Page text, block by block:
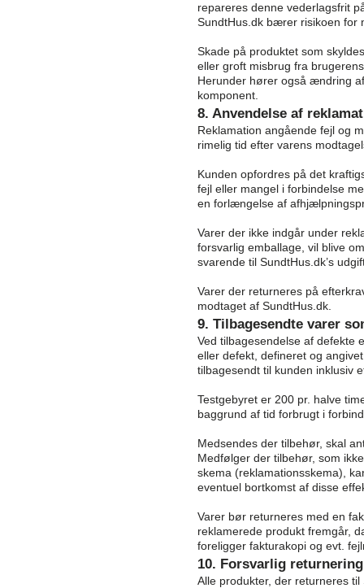
repareres denne vederlagsfrit
SundtHus.dk bærer risikoen for
Skade på produktet som
eller groft misbrug fra
Herunder hører også ændring
komponent.
8. Anvendelse af
Reklamation angående fejl og
rimelig tid efter varens
Kunden opfordres på det
fejl eller mangel i forbindelse
en forlængelse af
Varer der ikke indgår under
forsvarlig emballage, vil blive
svarende til SundtHus.dk’s
Varer der returneres på
modtaget af SundtHus.dk.
9. Tilbagesendte varer
Ved tilbagesendelse af defekte
eller defekt, defineret og
tilbagesendt til kunden inklusiv
Testgebyret er 200 pr. halve
baggrund af tid forbrugt i
Medsendes der tilbehør, skal
Medfølger der tilbehør, som
skema (reklamationsskema),
eventuel bortkomst af disse
Varer bør returneres med en
reklamerede produkt fremgår,
foreligger fakturakopi og evt.
10. Forsvarlig returnering
Alle produkter, der returneres